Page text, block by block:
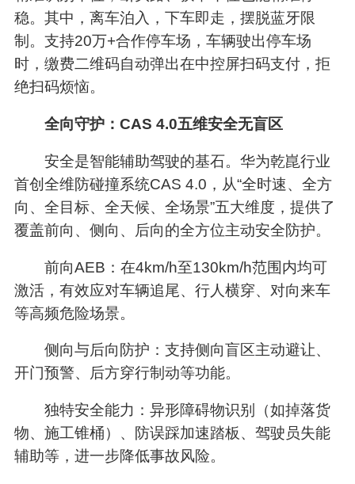
稳。其中，离车泊入，下车即走，摆脱蓝牙限
制。支持20万+合作停车场，车辆驶出停车场
时，缴费二维码自动弹出在中控屏扫码支付，拒
绝扫码烦恼。
全向守护：CAS 4.0五维安全无盲区
安全是智能辅助驾驶的基石。华为乾崑行业
首创全维防碰撞系统CAS 4.0，从“全时速、全方
向、全目标、全天候、全场景”五大维度，提供了
覆盖前向、侧向、后向的全方位主动安全防护。
前向AEB：在4km/h至130km/h范围内均可
激活，有效应对车辆追尾、行人横穿、对向来车
等高频危险场景。
侧向与后向防护：支持侧向盲区主动避让、
开门预警、后方穿行制动等功能。
独特安全能力：异形障碍物识别（如掉落货
物、施工锥桶）、防误踩加速踏板、驾驶员失能
辅助等，进一步降低事故风险。